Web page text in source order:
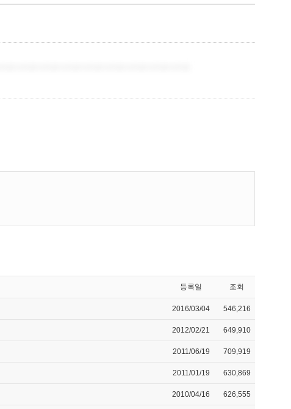
등록일 조회
2016/03/04 546,216
2012/02/21 649,910
2011/06/19 709,919
2011/01/19 630,869
2010/04/16 626,555